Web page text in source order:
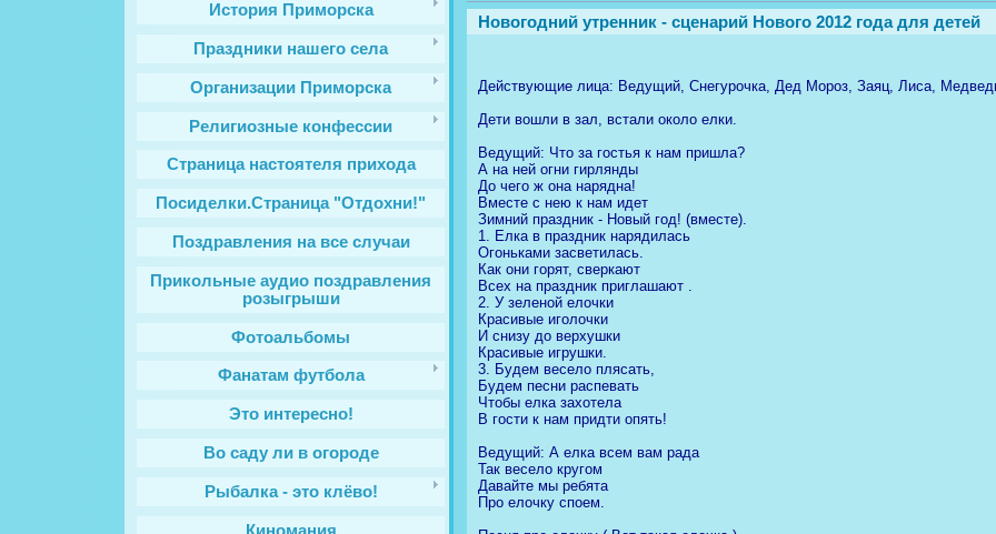
История Приморска
Праздники нашего села
Организации Приморска
Религиозные конфессии
Cтраница настоятеля прихода
Посиделки.Страница "Отдохни!"
Поздравления на все случаи
Прикольные аудио поздравления
розыгрыши
Фотоальбомы
Фанатам футбола
Это интересно!
Во саду ли в огороде
Рыбалка - это клёво!
Киномания
Новогодний утренник - сценарий Нового 2012 года для детей
Действующие лица: Ведущий, Снегурочка, Дед Мороз, Заяц, Лиса,
Дети вошли в зал, встали около елки.
Ведущий: Что за гостья к нам пришла?
А на ней огни гирлянды
До чего ж она нарядна!
Вместе с нею к нам идет
Зимний праздник - Новый год! (вместе).
1. Елка в праздник нарядилась
Огоньками засветилась.
Как они горят, сверкают
Всех на праздник приглашают .
2. У зеленой елочки
Красивые иголочки
И снизу до верхушки
Красивые игрушки.
3. Будем весело плясать,
Будем песни распевать
Чтобы елка захотела
В гости к нам придти опять!
Ведущий: А елка всем вам рада
Так весело кругом
Давайте мы ребята
Про елочку споем.